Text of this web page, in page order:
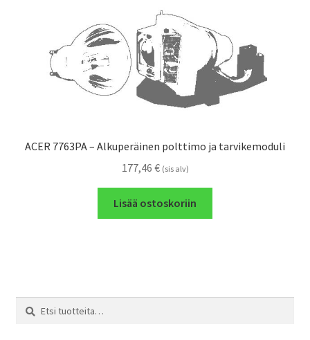
ACER 7763PA – Alkuperäinen polttimo ja tarvikemoduli
177,46 € (sis alv)
Lisää ostoskoriin
Etsi:
Haku